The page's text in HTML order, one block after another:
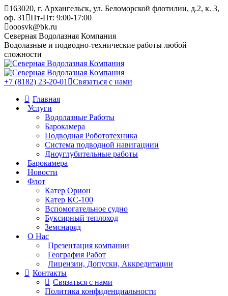
Skip
to
content
163020, г. Архангельск, ул. Беломорской флотилии, д.2, к. 3,
оф. 31
Пт-Пт: 9:00-17:00
ooosvk@bk.ru
Северная Водолазная Компания
Водолазные и подводно-технические работы любой
сложности
+7 (8182) 23-20-01
Связаться с нами
Главная
Услуги
Водолазные Работы
Барокамера
Подводная Робототехника
Система подводной навигациии
Дноуглубительные работы
Барокамера
Новости
Флот
Катер Орион
Катер КС-100
Вспомогательное судно
Буксирный теплоход
Земснаряд
О Нас
Презентация компании
География Работ
Лицензии, Допуски, Аккредитации
Контакты
Связаться с нами
Политика конфиденциальности